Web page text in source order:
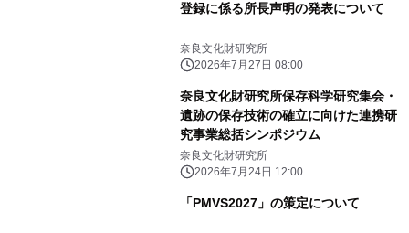
登録に係る所長声明の発表について
奈良文化財研究所
2026年7月27日 08:00
奈良文化財研究所保存科学研究集会・
遺跡の保存技術の確立に向けた連携研
究事業総括シンポジウム
奈良文化財研究所
2026年7月24日 12:00
「PMVS2027」の策定について